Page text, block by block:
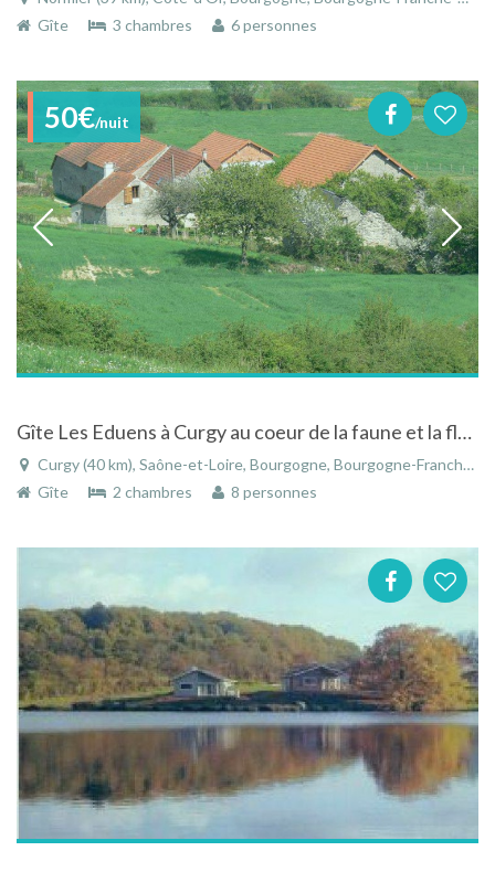
Gîte
3 chambres 6 personnes
50€/nuit
Gîte Les Eduens à Curgy au coeur de la faune et la flore Bourguignonne
Curgy (40 km), Saône-et-Loire, Bourgogne, Bourgogne-Franche-Comté, France
Gîte
2 chambres 8 personnes